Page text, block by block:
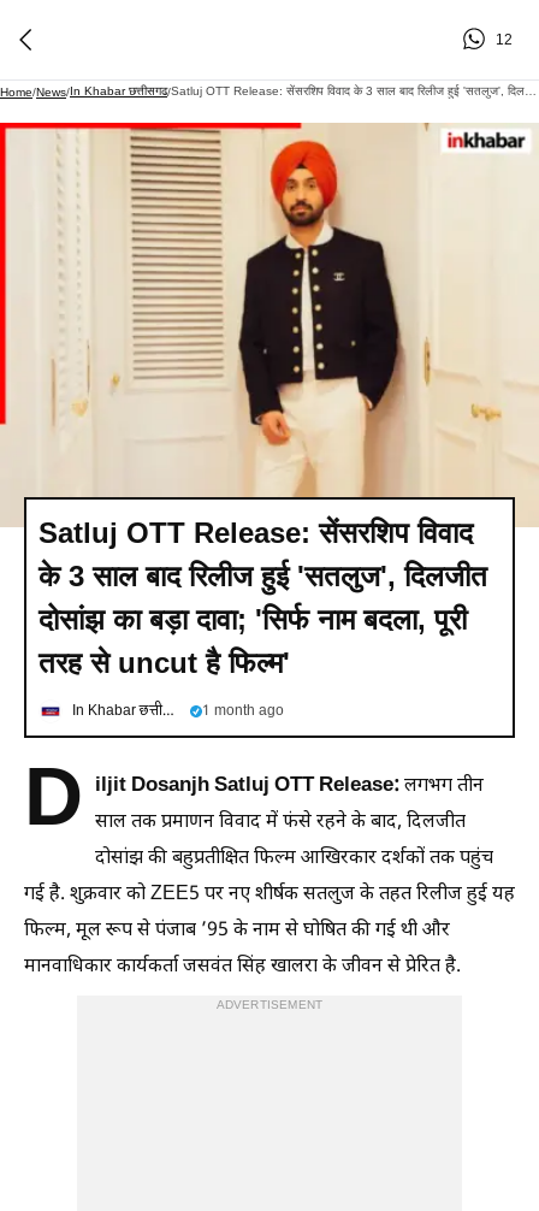
12
Home/News/In Khabar छत्तीसगढ/
Satluj OTT Release: सेंसरशिप विवाद
के 3 साल बाद रिलीज हुई 'सतलुज', दिलजीत
दोसांझ का बड़ा दावा; 'सिर्फ नाम बदला, पूरी
तरह से uncut है फिल्म'
In Khabar छत्तीसगढ 1 month ago
D iljit Dosanjh Satluj OTT Release:लगभग तीन
साल तक प्रमाणन विवाद में फंसे रहने के बाद, दिलजीत
दोसांझ की बहुप्रतीक्षित फिल्म आखिरकार दर्शकों तक पहुंच
गई है. शुक्रवार को ZEE5 पर नए शीर्षक सतलुज के तहत रिलीज हुई यह
फिल्म, मूल रूप से पंजाब ’95 के नाम से घोषित की गई थी और
मानवाधिकार कार्यकर्ता जसवंत सिंह खालरा के जीवन से प्रेरित है.
ADVERTISEMENT